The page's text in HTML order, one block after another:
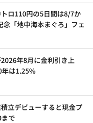
トロ110円の5日間は8/7か
念「地中海本まぐろ」フェ
年8月に金利引き上
年は1.25%
立デビューすると現金プ
で